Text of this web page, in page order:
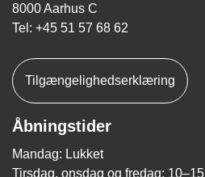
8000 Aarhus C
Tel: +45 51 57 68 62
Tilgængelighedserklæring
Åbningstider
Mandag: Lukket
Tirsdag, onsdag og fredag: 10–15